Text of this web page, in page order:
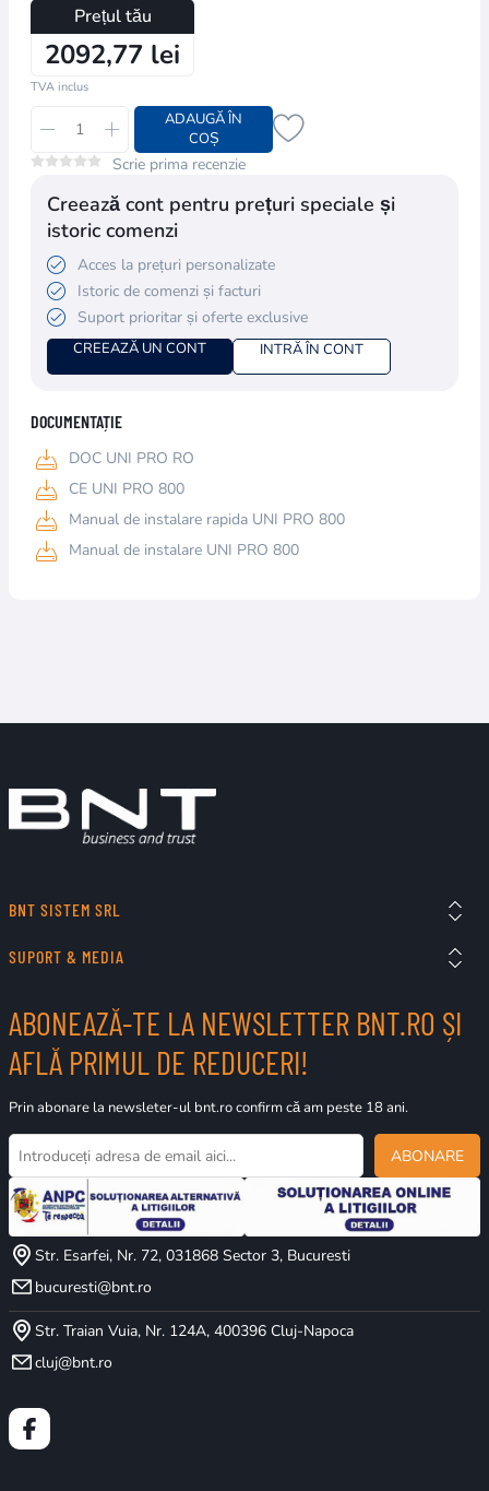
Prețul tău
2092,77 lei
TVA inclus
ADAUGĂ ÎN
COȘ
Scrie prima recenzie
Creează cont pentru prețuri speciale și
istoric comenzi
Acces la prețuri personalizate
Istoric de comenzi și facturi
Suport prioritar și oferte exclusive
CREEAZĂ UN CONT INTRĂ ÎN CONT
DOCUMENTAȚIE
DOC UNI PRO RO
CE UNI PRO 800
Manual de instalare rapida UNI PRO 800
Manual de instalare UNI PRO 800
BNT SISTEM SRL
SUPORT & MEDIA
ABONEAZĂ-TE LA NEWSLETTER BNT.RO ȘI
AFLĂ PRIMUL DE REDUCERI!
Prin abonare la newsleter-ul bnt.ro confirm că am peste 18 ani.
ABONARE
Str. Esarfei, Nr. 72, 031868 Sector 3, Bucuresti
bucuresti@bnt.ro
Str. Traian Vuia, Nr. 124A, 400396 Cluj-Napoca
cluj@bnt.ro